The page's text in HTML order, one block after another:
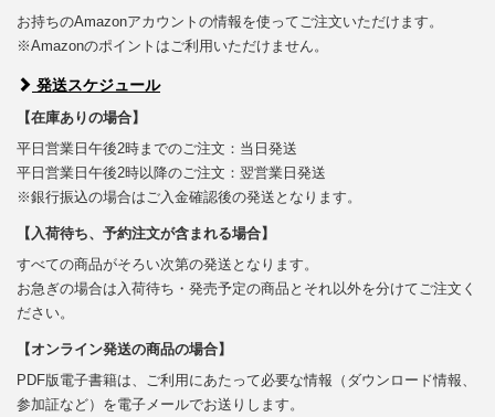
お持ちのAmazonアカウントの情報を使ってご注文いただけます。
※Amazonのポイントはご利用いただけません。
発送スケジュール
【在庫ありの場合】
平日営業日午後2時までのご注文：当日発送
平日営業日午後2時以降のご注文：翌営業日発送
※銀行振込の場合はご入金確認後の発送となります。
【入荷待ち、予約注文が含まれる場合】
すべての商品がそろい次第の発送となります。
お急ぎの場合は入荷待ち・発売予定の商品とそれ以外を分けてご注文く
ださい。
【オンライン発送の商品の場合】
PDF版電子書籍は、ご利用にあたって必要な情報（ダウンロード情報、
参加証など）を電子メールでお送りします。